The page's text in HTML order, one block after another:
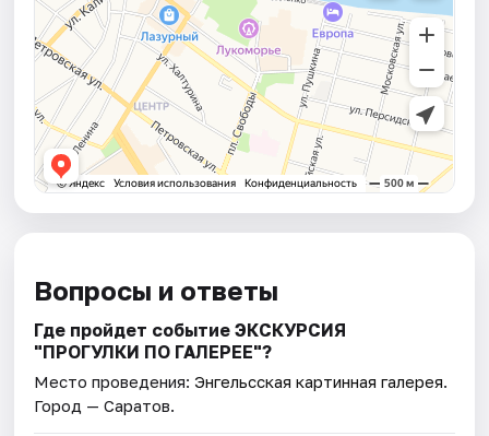
Вопросы и ответы
Где пройдет событие ЭКСКУРСИЯ
"ПРОГУЛКИ ПО ГАЛЕРЕЕ"?
Место проведения:Энгельсская картинная галерея.
Город — Саратов.